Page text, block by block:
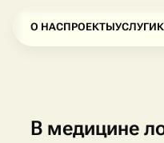
О НАСПРОЕКТЫУСЛУГИ
В медицине